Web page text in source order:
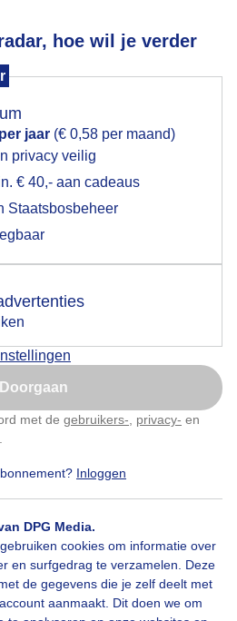
hoe wil je verder
jaar (€ 0,58 per maand)
privacy veilig
€ 40,- aan cadeaus
Staatsbosbeheer
Instellingen
Doorgaan
met de gebruikers- privacy- en
Inloggen
DPG Media.
cookies om informatie over
en surfgedrag te verzamelen. Deze
de gegevens die je zelf deelt met
aanmaakt. Dit doen we om
dakdekkers
gebruiken voor het
akkoord op hebt gegeven,
pop-up uit je browser waarin
toon de popup
misschien later
dit aan te passen